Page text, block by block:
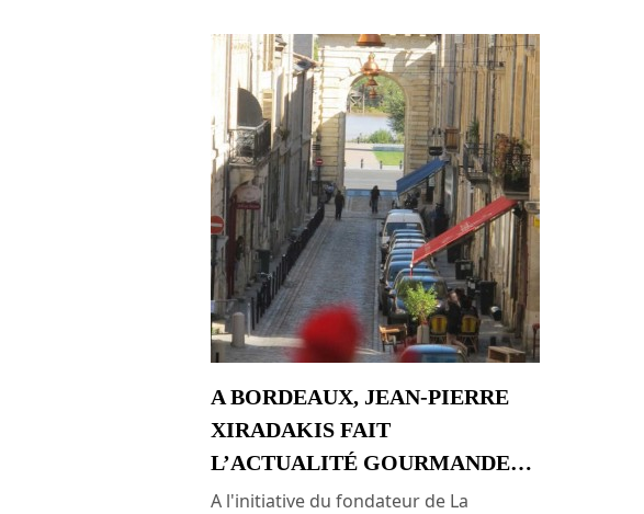
A BORDEAUX, JEAN-PIERRE
XIRADAKIS FAIT
L’ACTUALITÉ GOURMANDE…
A l'initiative du fondateur de La